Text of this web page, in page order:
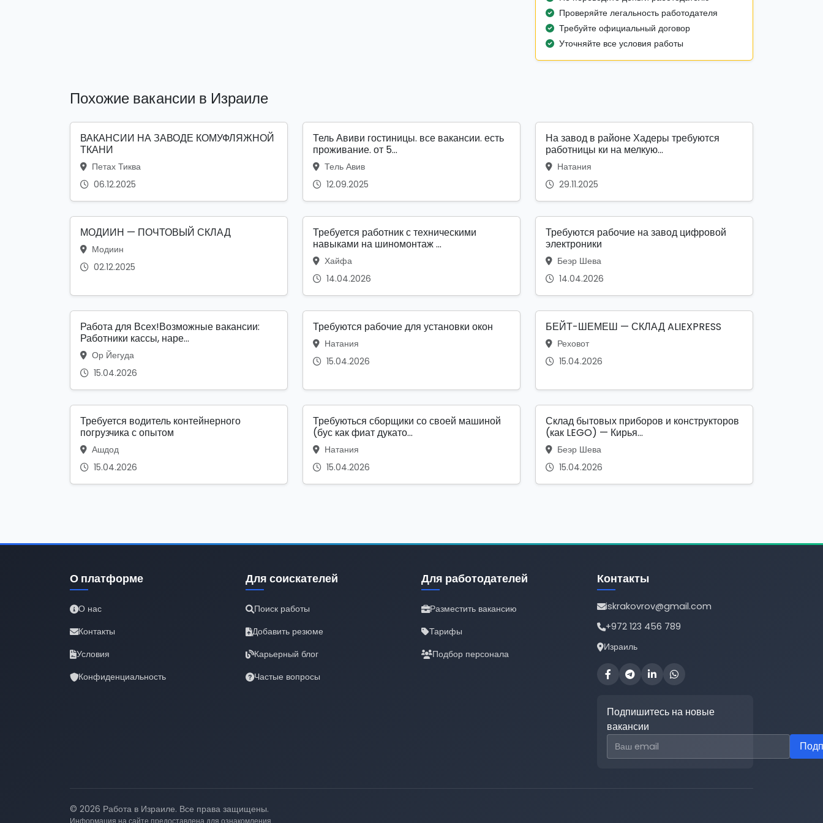
Проверяйте легальность работодателя
Требуйте официальный договор
Уточняйте все условия работы
Похожие вакансии в Израиле
ВАКАНСИИ НА ЗАВОДЕ КОМУФЛЯЖНОЙ
ТКАНИ
Петах Тиква
06.12.2025
Тель Авиви гостиницы. все вакансии. есть
проживание. от 5...
Тель Авив
12.09.2025
На завод в районе Хадеры требуются
работницы ки на мелкую...
Натания
29.11.2025
МОДИИН — ПОЧТОВЫЙ СКЛАД
Модиин
02.12.2025
Требуется работник с техническими
навыками на шиномонтаж ...
Хайфа
14.04.2026
Требуются рабочие на завод цифровой
электроники
Беэр Шева
14.04.2026
Работа для Всех!Возможные вакансии:
Работники кассы, наре...
Ор Йегуда
15.04.2026
Требуются рабочие для установки окон
Натания
15.04.2026
БЕЙТ-ШЕМЕШ — СКЛАД ALIEXPRESS
Реховот
15.04.2026
Требуется водитель контейнерного
погрузчика с опытом
Ашдод
15.04.2026
Требуються сборщики со своей машиной
(бус как фиат дукато...
Натания
15.04.2026
Склад бытовых приборов и конструкторов
(как LEGO) — Кирья...
Беэр Шева
15.04.2026
О платформе
О нас
Контакты
Условия
Конфиденциальность
Для соискателей
Поиск работы
Добавить резюме
Карьерный блог
Частые вопросы
Для работодателей
Разместить вакансию
Тарифы
Подбор персонала
Контакты
iskrakovrov@gmail.com
+972 123 456 789
Израиль
Подпишитесь на новые
вакансии
Email для подписки
© 2026 Работа в Израиле. Все права защищены.